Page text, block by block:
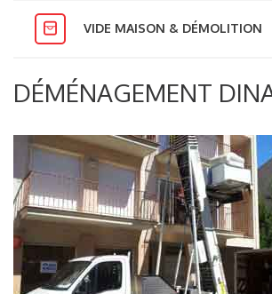
VIDE MAISON & DÉMOLITION
DÉMÉNAGEMENT